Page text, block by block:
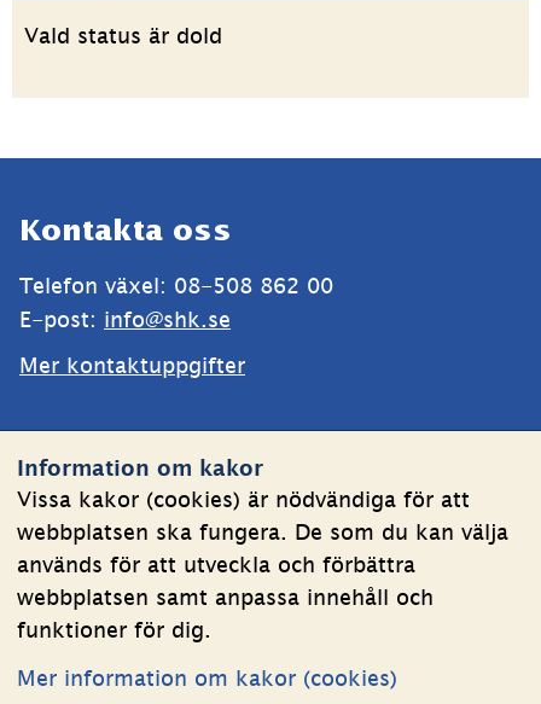
Information om kakor
Vissa kakor (cookies) är nödvändiga för att
webbplatsen ska fungera. De som du kan välja
används för att utveckla och förbättra
webbplatsen samt anpassa innehåll och
funktioner för dig.
Mer information om kakor (cookies)
Vald status är dold
Kontakta oss
Telefon växel: 08-508 862 00
E-post: info@shk.se
Mer kontaktuppgifter
Om kakor
Behandling av personuppgifter
Tillgänglighetsredogörelse
Följ oss